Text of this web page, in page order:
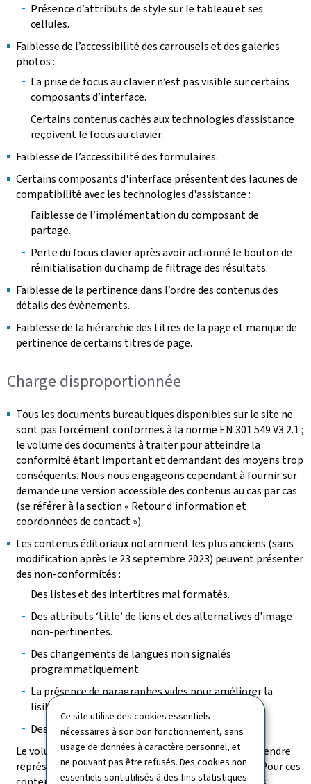
Ce site utilise des cookies essentiels
nécessaires à son bon fonctionnement, sans
usage de données à caractère personnel, et
ne pouvant pas être refusés. Des cookies non
essentiels sont utilisés à des fins statistiques
Présence d’attributs de style sur le tableau et ses
cellules.
Faiblesse de l’accessibilité des carrousels et des galeries
photos :
La prise de focus au clavier n’est pas visible sur certains
composants d’interface.
Certains contenus cachés aux technologies d’assistance
reçoivent le focus au clavier.
Faiblesse de l’accessibilité des formulaires.
Certains composants d'interface présentent des lacunes de
compatibilité avec les technologies d'assistance :
Faiblesse de l’implémentation du composant de
partage.
Perte du focus clavier après avoir actionné le bouton de
réinitialisation du champ de filtrage des résultats.
Faiblesse de la pertinence dans l’ordre des contenus des
détails des évènements.
Faiblesse de la hiérarchie des titres de la page et manque de
pertinence de certains titres de page.
Charge disproportionnée
Tous les documents bureautiques disponibles sur le site ne
sont pas forcément conformes à la norme EN 301 549 V3.2.1 ;
le volume des documents à traiter pour atteindre la
conformité étant important et demandant des moyens trop
conséquents. Nous nous engageons cependant à fournir sur
demande une version accessible des contenus au cas par cas
(se référer à la section « Retour d'information et
coordonnées de contact »).
Les contenus éditoriaux notamment les plus anciens (sans
modification après le 23 septembre 2023) peuvent présenter
des non-conformités :
Des listes et des intertitres mal formatés.
Des attributs ‘title’ de liens et des alternatives d'image
non-pertinentes.
Des changements de langues non signalés
programmatiquement.
La présence de paragraphes vides pour améliorer la
lisibilité.
Des tableaux incorrectement structurés.
Le volume des pages à vérifier et des contenus à reprendre
représente une charge de travail trop conséquente. Pour ces